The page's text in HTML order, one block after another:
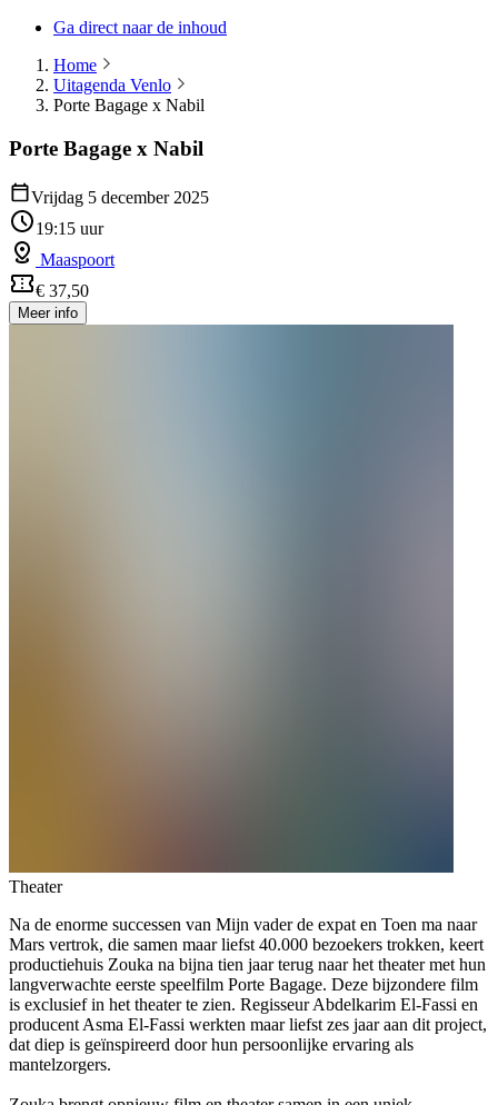
Ga direct naar de inhoud
Home
Uitagenda Venlo
Porte Bagage x Nabil
Porte Bagage x Nabil
Vrijdag 5 december 2025
19:15 uur
Maaspoort
€ 37,50
Meer info
Theater
Na de enorme successen van Mijn vader de expat en Toen ma naar
Mars vertrok, die samen maar liefst 40.000 bezoekers trokken, keert
productiehuis Zouka na bijna tien jaar terug naar het theater met hun
langverwachte eerste speelfilm Porte Bagage. Deze bijzondere film
is exclusief in het theater te zien. Regisseur Abdelkarim El-Fassi en
producent Asma El-Fassi werkten maar liefst zes jaar aan dit project,
dat diep is geïnspireerd door hun persoonlijke ervaring als
mantelzorgers.